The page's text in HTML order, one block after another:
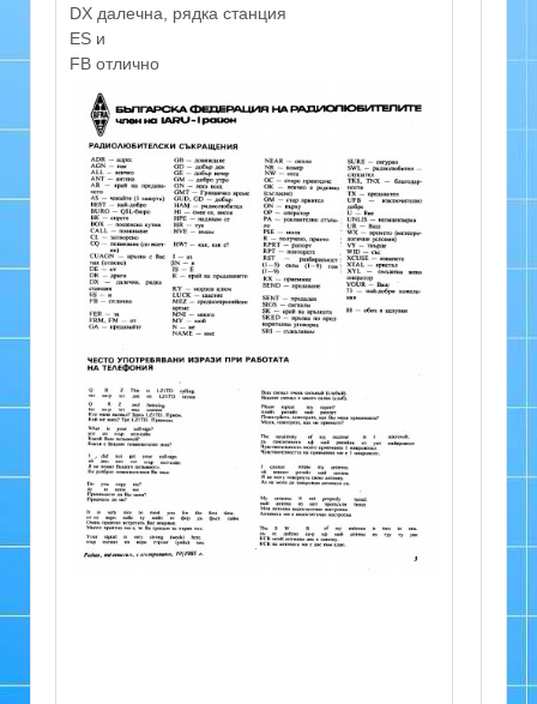
DX далечна, рядка станция
ES и
FB отлично